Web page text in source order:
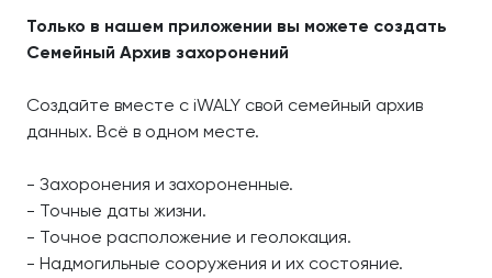
Только в нашем приложении вы можете создать
Семейный Архив захоронений
Создайте вместе с iWALY свой семейный архив
данных. Всё в одном месте.
- Захоронения и захороненные.
- Точные даты жизни.
- Точное расположение и геолокация.
- Надмогильные сооружения и их состояние.